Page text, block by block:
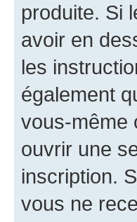
produite. Si
avoir en
les
également
vous-même
ouvrir une
inscription.
vous ne